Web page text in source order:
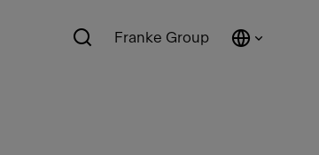
Franke Group